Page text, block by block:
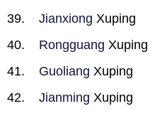
Jianxiong Xuping
Rongguang Xuping
Guoliang Xuping
Jianming Xuping